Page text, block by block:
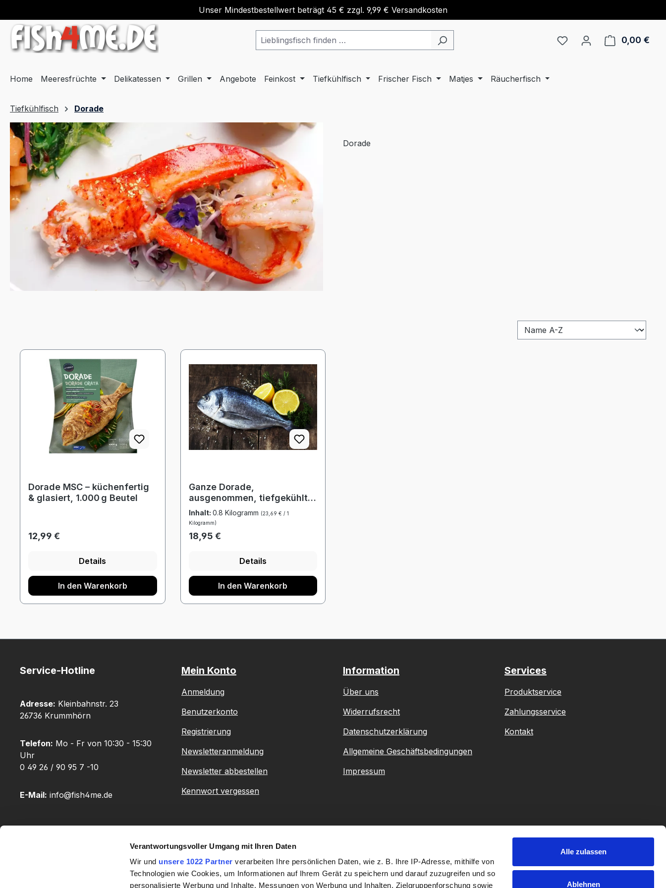
Verantwortungsvoller Umgang mit Ihren Daten
Wir und unsere 1022 Partner verarbeiten Ihre persönlichen Daten, wie z. B. Ihre IP-Adresse, mithilfe von
Technologien wie Cookies, um Informationen auf Ihrem Gerät zu speichern und darauf zuzugreifen und so
personalisierte Werbung und Inhalte, Messungen von Werbung und Inhalten, Zielgruppenforschung sowie
Alle zulassen
Ablehnen
Unser Mindestbestellwert beträgt 45 € zzgl. 9,99 € Versandkosten
0,00 €
Home Meeresfrüchte Delikatessen Grillen Angebote Feinkost Tiefkühlfisch Frischer Fisch Matjes Räucherfisch
Tiefkühlfisch Dorade
Dorade
Dorade MSC – küchenfertig
& glasiert, 1.000 g Beutel
Regulärer Preis:
12,99 €
Details
In den Warenkorb
Ganze Dorade,
ausgenommen, tiefgekühlt,
300-400g pro Stück, 3-4
Stück im 1kg Beutel
Inhalt: 0.8 Kilogramm (23,69 € / 1
Kilogramm)
Regulärer Preis:
18,95 €
Details
In den Warenkorb
Service-Hotline
Adresse: Kleinbahnstr. 23
26736 Krummhörn
Telefon: Mo - Fr von 10:30 - 15:30
Uhr
0 49 26 / 90 95 7 -10
E-Mail: info@fish4me.de
Mein Konto
Anmeldung
Benutzerkonto
Registrierung
Newsletteranmeldung
Newsletter abbestellen
Kennwort vergessen
Information
Über uns
Widerrufsrecht
Datenschutzerklärung
Allgemeine Geschäftsbedingungen
Impressum
Services
Produktservice
Zahlungsservice
Kontakt